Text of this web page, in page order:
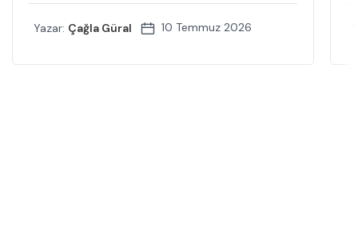
Yazar: Çağla Güral 10 Temmuz 2026